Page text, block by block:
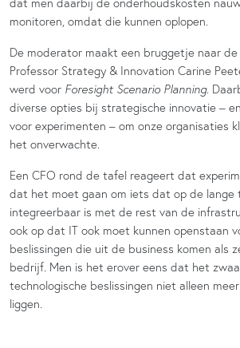
monitoren, omdat die kunnen oplopen.
De moderator maakt een bruggetje naar de
Professor Strategy & Innovation Carine
werd voor Foresight Scenario Planning.
diverse opties bij strategische innovatie –
voor experimenten – om onze organisaties
het onverwachte.
Een CFO rond de tafel reageert dat
dat het moet gaan om iets dat op de lange
integreerbaar is met de rest van de
ook op dat IT ook moet kunnen openstaan
beslissingen die uit de business komen als
bedrijf. Men is het erover eens dat het
technologische beslissingen niet alleen
liggen.